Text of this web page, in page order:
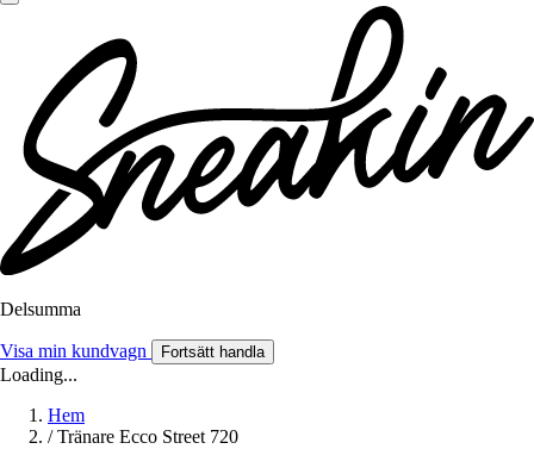
Delsumma
Visa min kundvagn Fortsätt handla
Loading...
Hem
/ Tränare Ecco Street 720